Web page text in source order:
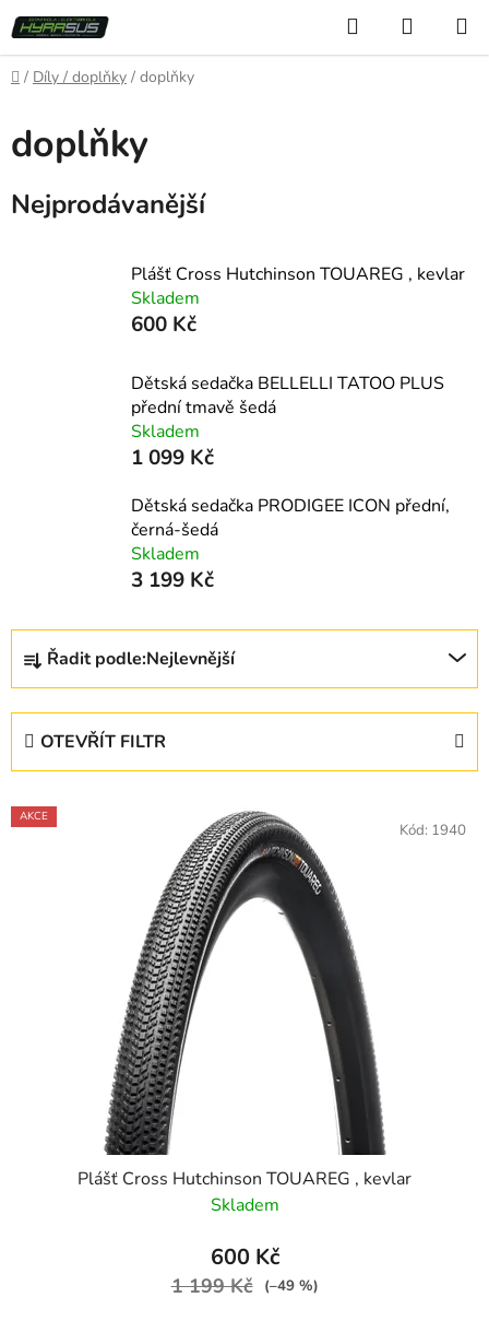
Přejít
na
obsah
Hledat
KOŠÍK
Domů
/ Díly / doplňky / doplňky
doplňky
Nejprodávanější
Plášť Cross Hutchinson TOUAREG , kevlar
Skladem
600 Kč
Dětská sedačka BELLELLI TATOO PLUS
přední tmavě šedá
Skladem
1 099 Kč
Dětská sedačka PRODIGEE ICON přední,
černá-šedá
Skladem
3 199 Kč
Ř
z
p
Řadit podle:Nejlevnější
OTEVŘÍT FILTR
V
ý
AKCE
Plášť Cross Hutchinson TOUAREG , kevlar
Skladem
600 Kč
1 199 Kč (–49 %)
Kód: 1940